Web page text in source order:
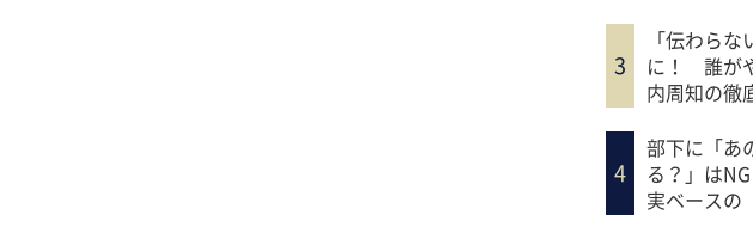
「伝わら
に！ 誰が
内周知の徹
部下に「あ
る？」は
実ベースの